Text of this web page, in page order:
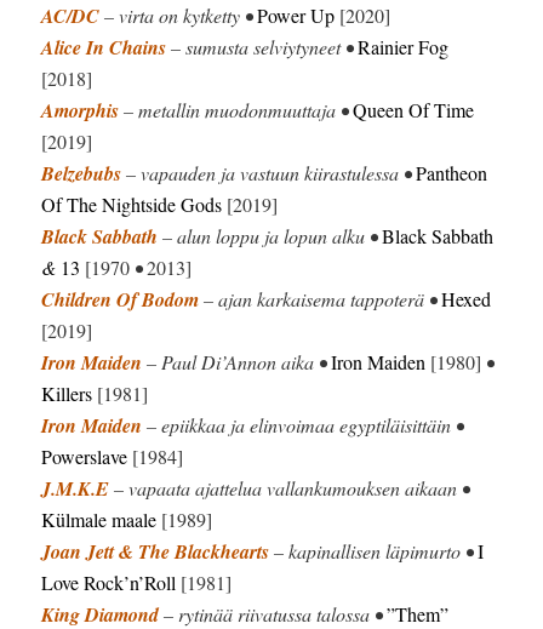
AC/DC– virta on kytketty •Power Up [2020]
Alice In Chains– sumusta selviytyneet •Rainier Fog
[2018]
Amorphis– metallin muodonmuuttaja •Queen Of Time
[2019]
Belzebubs– vapauden ja vastuun kiirastulessa •Pantheon
Of The Nightside Gods [2019]
Black Sabbath – alun loppu ja lopun alku •Black Sabbath
& 13 [1970 •2013]
Children Of Bodom– ajan karkaisema tappoterä •Hexed
[2019]
Iron Maiden – Paul Di’Annon aika •Iron Maiden [1980] •
Killers [1981]
Iron Maiden – epiikkaa ja elinvoimaa egyptiläisittäin •
Powerslave [1984]
J.M.K.E– vapaata ajattelua vallankumouksen aikaan •
Külmale maale [1989]
Joan Jett & The Blackhearts– kapinallisen läpimurto •I
Love Rock’n’Roll [1981]
King Diamond– rytinää riivatussa talossa •”Them”